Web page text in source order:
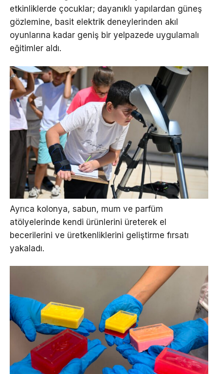
etkinliklerde çocuklar; dayanıklı yapılardan güneş
gözlemine, basit elektrik deneylerinden akıl
oyunlarına kadar geniş bir yelpazede uygulamalı
eğitimler aldı.
Ayrıca kolonya, sabun, mum ve parfüm
atölyelerinde kendi ürünlerini üreterek el
becerilerini ve üretkenliklerini geliştirme fırsatı
yakaladı.